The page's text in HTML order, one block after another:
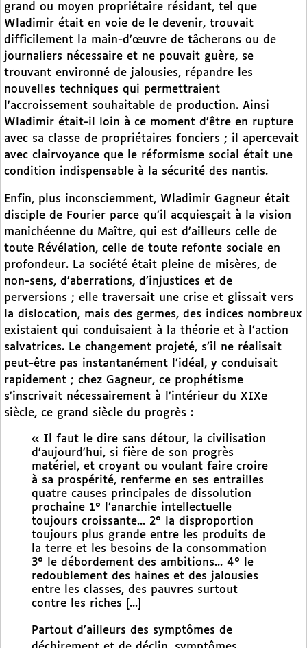
grand ou moyen propriétaire résidant, tel que
Wladimir était en voie de le devenir, trouvait
difficilement la main-d’œuvre de tâcherons ou de
journaliers nécessaire et ne pouvait guère, se
trouvant environné de jalousies, répandre les
nouvelles techniques qui permettraient
l’accroissement souhaitable de production. Ainsi
Wladimir était-il loin à ce moment d’être en rupture
avec sa classe de propriétaires fonciers ; il apercevait
avec clairvoyance que le réformisme social était une
condition indispensable à la sécurité des nantis.
Enfin, plus inconsciemment, Wladimir Gagneur était
disciple de Fourier parce qu’il acquiesçait à la vision
manichéenne du Maître, qui est d’ailleurs celle de
toute Révélation, celle de toute refonte sociale en
profondeur. La société était pleine de misères, de
non-sens, d’aberrations, d’injustices et de
perversions ; elle traversait une crise et glissait vers
la dislocation, mais des germes, des indices nombreux
existaient qui conduisaient à la théorie et à l’action
salvatrices. Le changement projeté, s’il ne réalisait
peut-être pas instantanément l’idéal, y conduisait
rapidement ; chez Gagneur, ce prophétisme
s’inscrivait nécessairement à l’intérieur du XIXe
siècle, ce grand siècle du progrès :
« Il faut le dire sans détour, la civilisation
d’aujourd’hui, si fière de son progrès
matériel, et croyant ou voulant faire croire
à sa prospérité, renferme en ses entrailles
quatre causes principales de dissolution
prochaine 1° l’anarchie intellectuelle
toujours croissante... 2° la disproportion
toujours plus grande entre les produits de
la terre et les besoins de la consommation
3° le débordement des ambitions... 4° le
redoublement des haines et des jalousies
entre les classes, des pauvres surtout
contre les riches [...]
Partout d’ailleurs des symptômes de